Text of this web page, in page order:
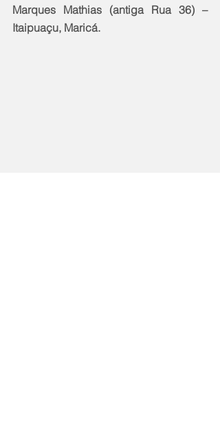
Marques Mathias (antiga Rua 36) –
Itaipuaçu, Maricá.